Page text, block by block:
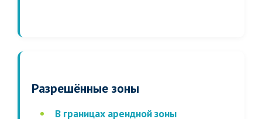
Разрешённые зоны
В границах арендной зоны